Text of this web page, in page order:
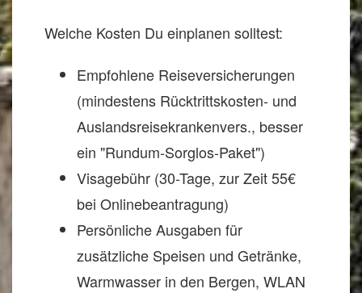
Welche Kosten Du einplanen solltest:
Empfohlene Reiseversicherungen
(mindestens Rücktrittskosten- und
Auslandsreisekrankenvers., besser
ein "Rundum-Sorglos-Paket")
Visagebühr (30-Tage, zur Zeit 55€
bei Onlinebeantragung)
Persönliche Ausgaben für
zusätzliche Speisen und Getränke,
Warmwasser in den Bergen, WLAN